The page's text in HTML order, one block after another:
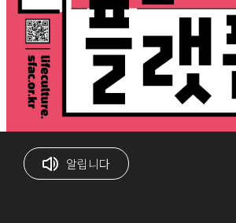
알립니다
서울문화재단 서울 생활문화 종합 정보
서울생활문화플랫폼> 정식 오픈